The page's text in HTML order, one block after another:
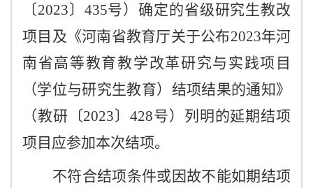
〔2023〕435号）确定的省级研究生教改
项目及《河南省教育厅关于公布2023年河
南省高等教育教学改革研究与实践项目
（学位与研究生教育）结项结果的通知》
（教研〔2023〕428号）列明的延期结项
项目应参加本次结项。
不符合结项条件或因故不能如期结项